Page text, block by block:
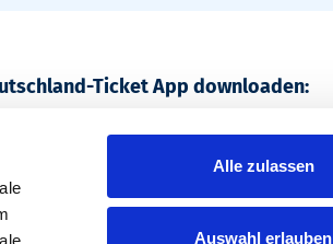
Alle zulassen
Auswahl erlauben
Ticket App downloaden: